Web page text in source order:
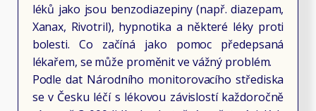
léků jako jsou benzodiazepiny (např. diazepam,
Xanax, Rivotril), hypnotika a některé léky proti
bolesti. Co začíná jako pomoc předepsaná
lékařem, se může proměnit ve vážný problém.
Podle dat Národního monitorovacího střediska
se v Česku léčí s lékovou závislostí každoročně